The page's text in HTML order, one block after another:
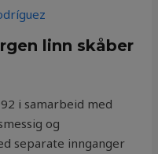
linn skåber
i samarbeid med
og
separate innganger